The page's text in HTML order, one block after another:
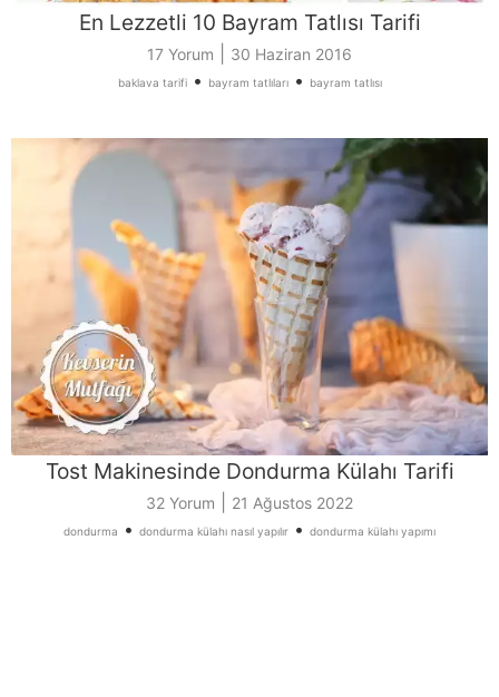
En Lezzetli 10 Bayram Tatlısı Tarifi
17 Yorum 30 Haziran 2016
baklava tarifi• bayram tatlıları• bayram tatlısı
Tost Makinesinde Dondurma Külahı Tarifi
32 Yorum 21 Ağustos 2022
dondurma • dondurma külahı nasıl yapılır • dondurma külahı yapımı